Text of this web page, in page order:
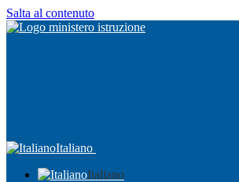
Salta al contenuto
Italiano
Italiano